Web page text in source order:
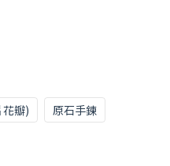
瓣) 原石手鍊